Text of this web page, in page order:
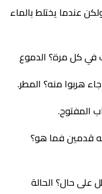
عندما يختلط بالماء
في كل مرة؟ الدموع
هربوا منه؟ المطر.
المفتوح.
قدمين فما هو؟
على حال؟ الحالة